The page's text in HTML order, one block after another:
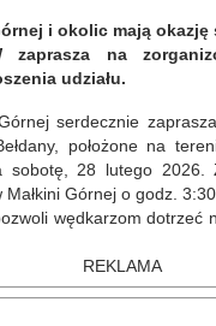
i okolic mają
zaprasza na
udziału.
serdecznie
położone na
sobotę, 28 lutego
Górnej o godz.
wędkarzom dotrzeć
REKLAMA